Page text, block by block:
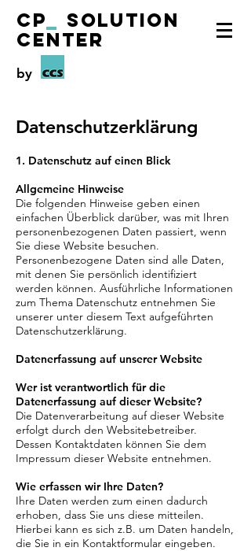
CP
Solution
Center
by
Datenschutzerklärung
1. Datenschutz auf einen Blick
Allgemeine Hinweise
Die folgenden Hinweise geben einen
einfachen Überblick darüber, was mit Ihren
personenbezogenen Daten passiert, wenn
Sie diese Website besuchen.
Personenbezogene Daten sind alle Daten,
mit denen Sie persönlich identifiziert
werden können. Ausführliche Informationen
zum Thema Datenschutz entnehmen Sie
unserer unter diesem Text aufgeführten
Datenschutzerklärung.
Datenerfassung auf unserer Website
Wer ist verantwortlich für die
Datenerfassung auf dieser Website?
Die Datenverarbeitung auf dieser Website
erfolgt durch den Websitebetreiber.
Dessen Kontaktdaten können Sie dem
Impressum dieser Website entnehmen.
Wie erfassen wir Ihre Daten?
Ihre Daten werden zum einen dadurch
erhoben, dass Sie uns diese mitteilen.
Hierbei kann es sich z.B. um Daten handeln,
die Sie in ein Kontaktformular eingeben.